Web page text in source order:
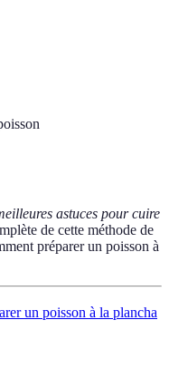
astuces pour cuire
de cette méthode de
préparer un poisson à
un poisson à la plancha